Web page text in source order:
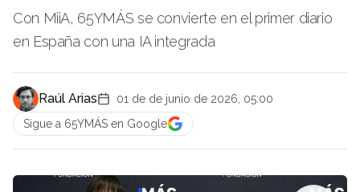
Con MiiA, 65YMÁS se convierte en el primer diario
en España con una IA integrada
Raúl Arias
01 de de junio de 2026, 05:00
Sigue a 65YMÁS en Google